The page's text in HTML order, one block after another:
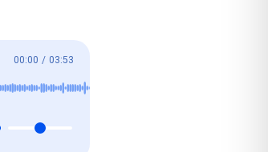
00:00 / 03:53